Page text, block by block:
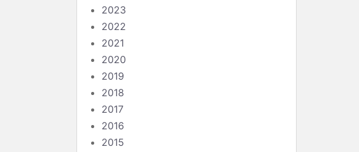
2023
2022
2021
2020
2019
2018
2017
2016
2015